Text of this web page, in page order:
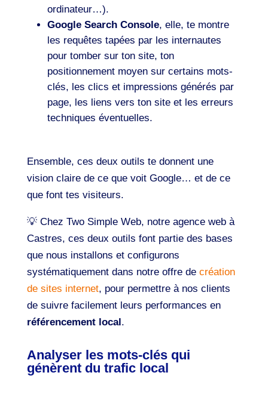
ordinateur…).
Google Search Console, elle, te montre
les requêtes tapées par les internautes
pour tomber sur ton site, ton
positionnement moyen sur certains mots-
clés, les clics et impressions générés par
page, les liens vers ton site et les erreurs
techniques éventuelles.
Ensemble, ces deux outils te donnent une
vision claire de ce que voit Google… et de ce
que font tes visiteurs.
💡 Chez Two Simple Web, notre agence web à
Castres, ces deux outils font partie des bases
que nous installons et configurons
systématiquement dans notre offre de création
de sites internet, pour permettre à nos clients
de suivre facilement leurs performances en
référencement local.
Analyser les mots-clés qui
génèrent du trafic local